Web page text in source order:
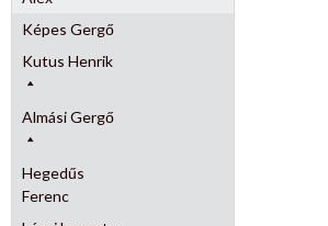
Képes Gergő
Kutus Henrik
Almási Gergő
Hegedűs
Ferenc